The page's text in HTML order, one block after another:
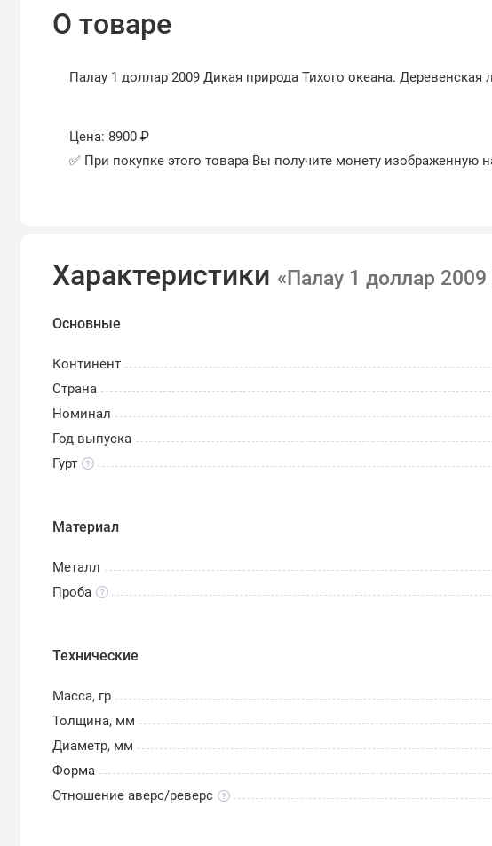
О товаре
Палау 1 доллар 2009 Дикая природа Тихого океана. Деревенская
Цена: 8900 ₽
✅ При покупке этого товара Вы получите монету изображенную
Характеристики «Палау 1 доллар
Основные
Континент
Страна
Номинал
Год выпуска
Гурт
Материал
Металл
Проба
Технические
Масса, гр
Толщина, мм
Диаметр, мм
Форма
Отношение аверс/реверс